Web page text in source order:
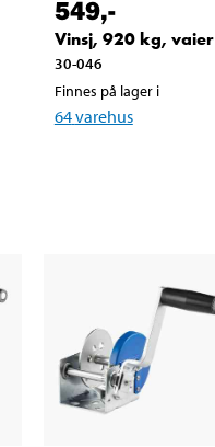
549,-
Vinsj, 920 kg, vaier
30-046
Finnes på lager i
64varehus